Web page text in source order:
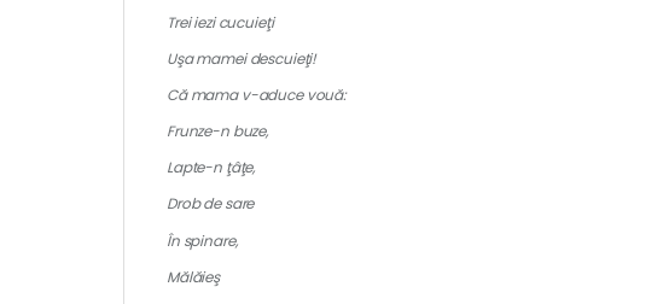
Trei iezi cucuieţi
Uşa mamei descuieţi!
Că mama v-aduce vouă:
Frunze-n buze,
Lapte-n ţâţe,
Drob de sare
În spinare,
Mălăieş